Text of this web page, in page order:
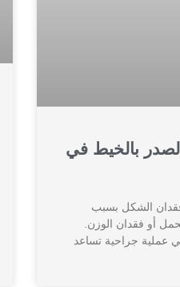
بالخيط في
فقدان الشكل بسبب
أو فقدان الوزن.
عملية جراحية تساعد